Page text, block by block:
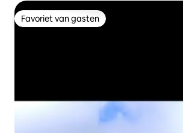
Favoriet van gasten
Favoriet van gasten